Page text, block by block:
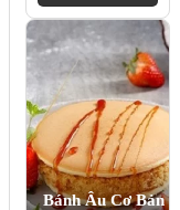
Bánh Âu Cơ Bản